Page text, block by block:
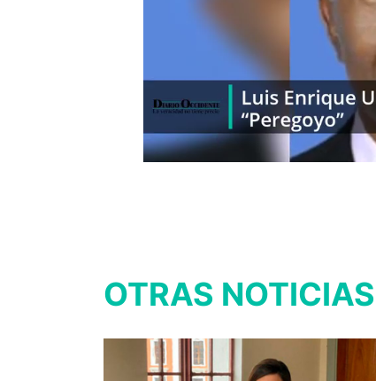
OTRAS NOTICIAS